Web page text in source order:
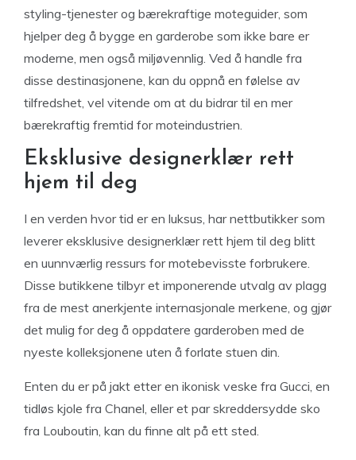
styling-tjenester og bærekraftige moteguider, som
hjelper deg å bygge en garderobe som ikke bare er
moderne, men også miljøvennlig. Ved å handle fra
disse destinasjonene, kan du oppnå en følelse av
tilfredshet, vel vitende om at du bidrar til en mer
bærekraftig fremtid for moteindustrien.
Eksklusive designerklær rett
hjem til deg
I en verden hvor tid er en luksus, har nettbutikker som
leverer eksklusive designerklær rett hjem til deg blitt
en uunnværlig ressurs for motebevisste forbrukere.
Disse butikkene tilbyr et imponerende utvalg av plagg
fra de mest anerkjente internasjonale merkene, og gjør
det mulig for deg å oppdatere garderoben med de
nyeste kolleksjonene uten å forlate stuen din.
Enten du er på jakt etter en ikonisk veske fra Gucci, en
tidløs kjole fra Chanel, eller et par skreddersydde sko
fra Louboutin, kan du finne alt på ett sted.